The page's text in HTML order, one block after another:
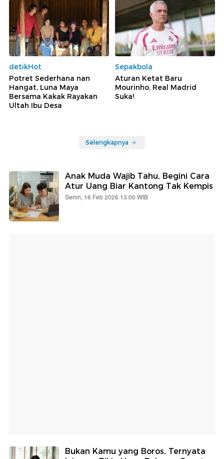
detikHot
Potret Sederhana nan
Hangat, Luna Maya
Bersama Kakak Rayakan
Ultah Ibu Desa
Sepakbola
Aturan Ketat Baru
Mourinho, Real Madrid
Suka!
Selengkapnya
Anak Muda Wajib Tahu, Begini Cara
Atur Uang Biar Kantong Tak Kempis
Senin, 16 Feb 2026 13:00 WIB
Bukan Kamu yang Boros, Ternyata